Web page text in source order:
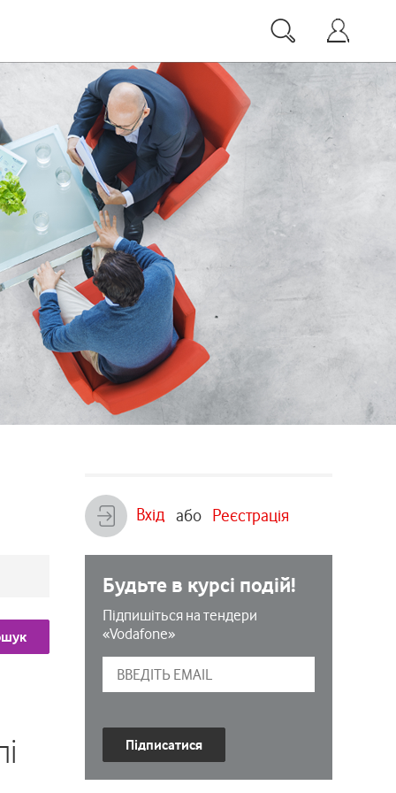
Вхід або Реєстрація
Будьте в курсі подій!
Підпишіться на тендери
«Vodafone»
Підписатися